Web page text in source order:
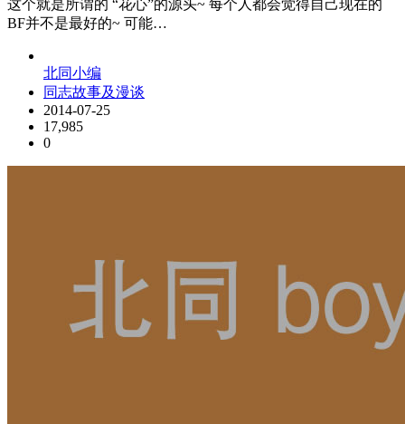
这个就是所谓的 “花心”的源头~ 每个人都会觉得自己现在的
BF并不是最好的~ 可能…
北同小编
同志故事及漫谈
2014-07-25
17,985
0